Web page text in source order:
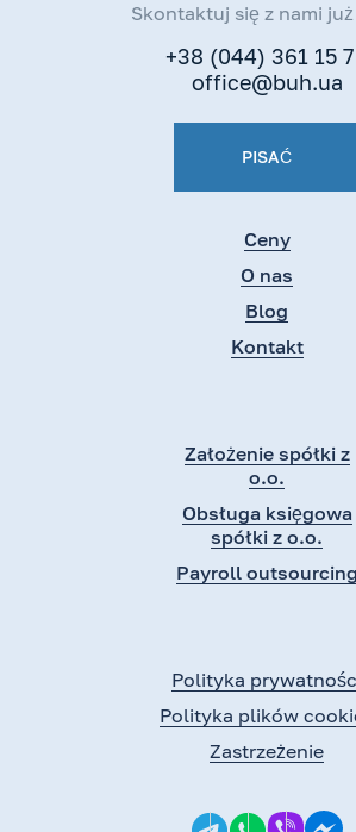
Ceny
O nas
Blog
Kontakt
Założenie spółki z
o.o.
Obsługa księgowa
spółki z o.o.
Payroll outsourcing
Polityka
Polityka plików
Zastrzeżenie
Skontaktuj się z nami
+38 (044) 361 15
office@buh.ua
PISAĆ